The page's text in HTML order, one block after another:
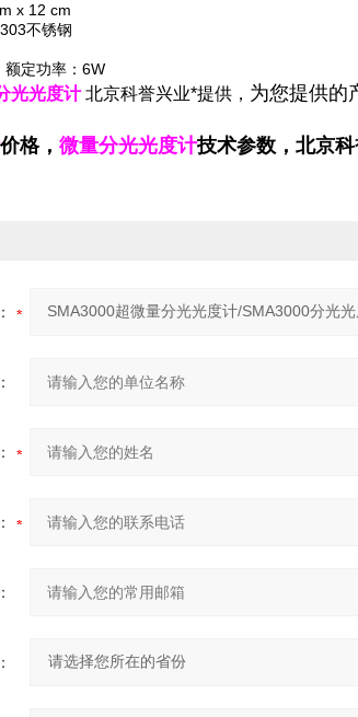
x 12 cm
不锈钢
额定功率：6W
光光度计北京科誉兴业*提供， 为您提供的
价格， 微量分光光度计技术参数，北京科